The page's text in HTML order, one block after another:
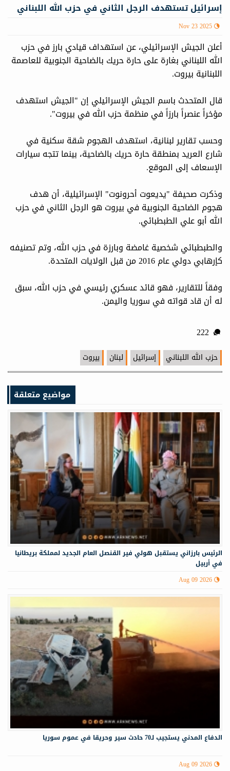
إسرائيل تستهدف الرجل الثاني في حزب الله اللبناني
Nov 23 2025
أعلن الجيش الإسرائيلي، عن استهداف قيادي بارز في حزب
الله اللبناني بغارة على حارة حريك بالضاحية الجنوبية للعاصمة
اللبنانية بيروت.
قال المتحدث باسم الجيش الإسرائيلي إن "الجيش استهدف
مؤخراً عنصراً بارزاً في منظمة حزب الله في بيروت".
وحسب تقارير لبنانية، استهدف الهجوم شقة سكنية في
شارع العريد بمنطقة حارة حريك بالضاحية، بينما تتجه سيارات
الإسعاف إلى الموقع.
وذكرت صحيفة "يديعوت أحرونوت" الإسرائيلية، أن هدف
هجوم الضاحية الجنوبية في بيروت هو الرجل الثاني في حزب
الله أبو علي الطبطبائي.
والطبطبائي شخصية غامضة وبارزة في حزب الله، وتم تصنيفه
كإرهابي دولي عام 2016 من قبل الولايات المتحدة.
وفقاً للتقارير، فهو قائد عسكري رئيسي في حزب الله، سبق
له أن قاد قواته في سوريا واليمن.
حزب الله اللبناني إسرائيل لبنان بيروت
مواضيع متعلقة
الرئيس بارزاني يستقبل هولي فير القنصل العام الجديد لمملكة بريطانيا
في أربيل
Aug 09 2026
الدفاع المدني يستجيب لـ70 حادث سير وحريقا في عموم سوريا
Aug 09 2026